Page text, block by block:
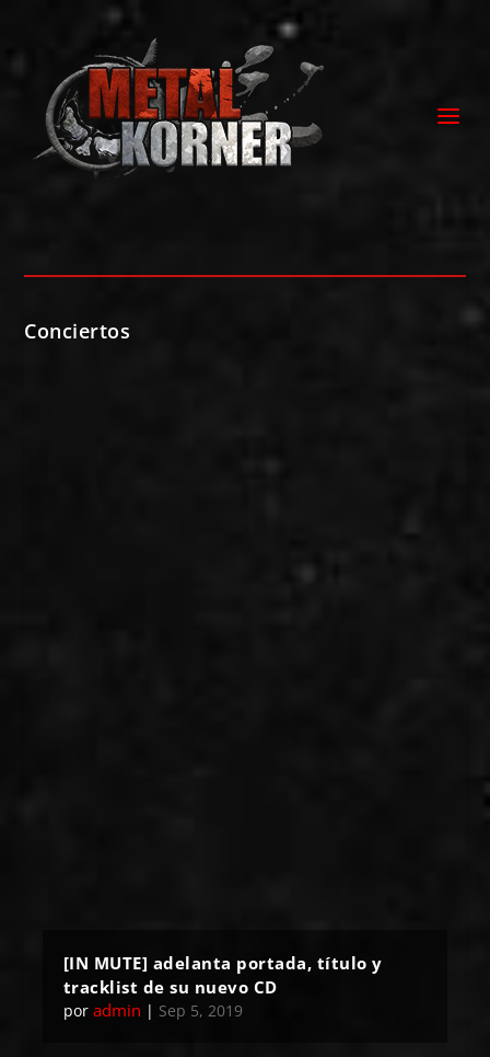
Conciertos
[IN MUTE] adelanta portada, título y
tracklist de su nuevo CD
por admin | Sep 5, 2019